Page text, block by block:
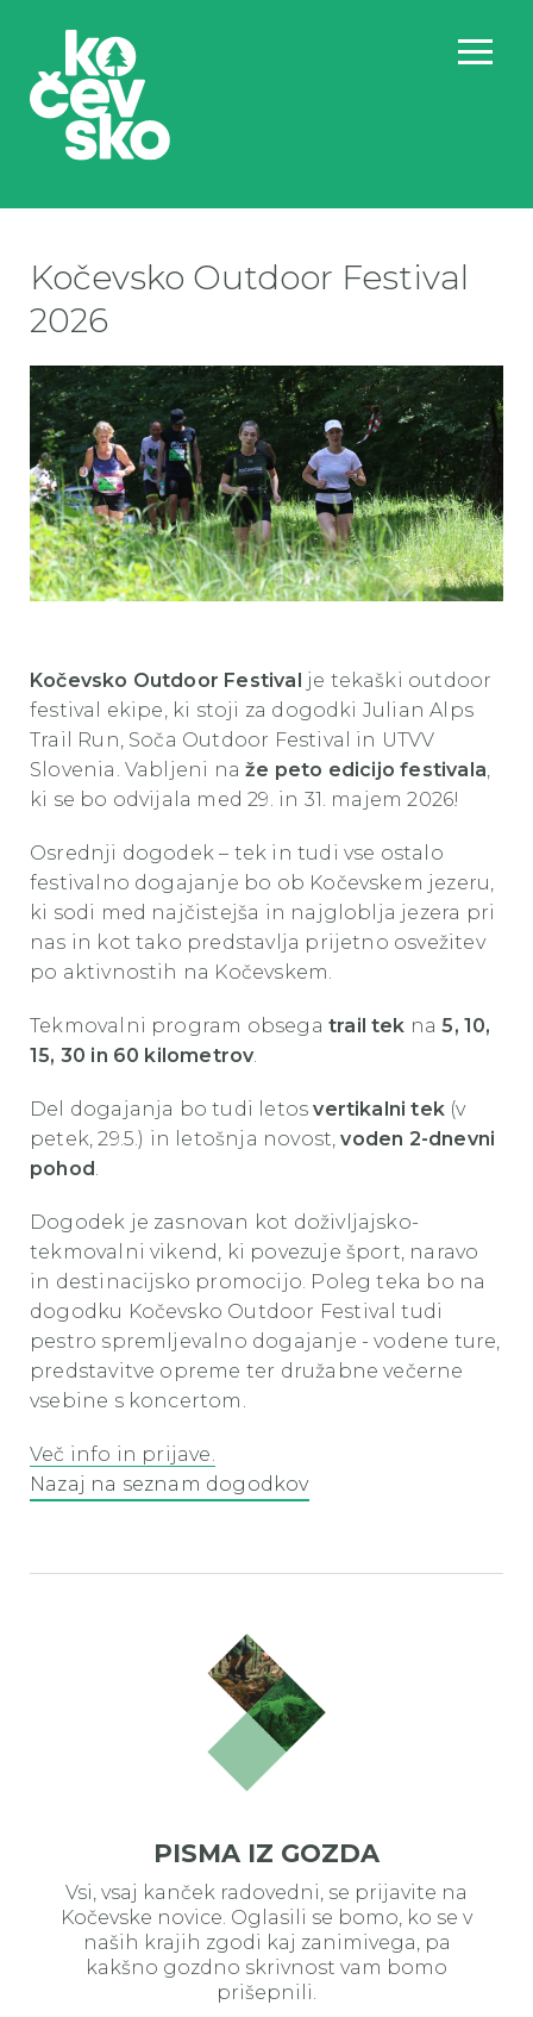
Kočevsko Outdoor Festival
2026
Kočevsko Outdoor Festival
je tekaški outdoor
festival ekipe, ki stoji za dogodki Julian Alps
Trail Run, Soča Outdoor Festival in UTVV
Slovenia. Vabljeni naže peto edicijo festivala,
ki se bo odvijala med 29. in 31. majem 2026!
Osrednji dogodek – tek in tudi vse ostalo
festivalno dogajanje bo ob Kočevskem jezeru,
ki sodi med najčistejša in najgloblja jezera pri
nas in kot tako predstavlja prijetno osvežitev
po aktivnostih na Kočevskem.
Tekmovalni program obsega trail tek na5, 10,
15, 30 in 60 kilometrov.
Del dogajanja bo tudi letosvertikalni tek (v
petek, 29.5.) in letošnja novost,voden 2-dnevni
pohod .
Dogodek je zasnovan kot doživljajsko-
tekmovalni vikend, ki povezuje šport, naravo
in destinacijsko promocijo. Poleg teka bo na
dogodku Kočevsko Outdoor Festival tudi
pestro spremljevalno dogajanje - vodene ture,
predstavitve opreme ter družabne večerne
vsebine s koncertom.
Več info in prijave.
Nazaj na seznam dogodkov
PISMA IZ GOZDA
Vsi, vsaj kanček radovedni, se prijavite na
Kočevske novice. Oglasili se bomo, ko se v
naših krajih zgodi kaj zanimivega, pa
kakšno gozdno skrivnost vam bomo
prišepnili.